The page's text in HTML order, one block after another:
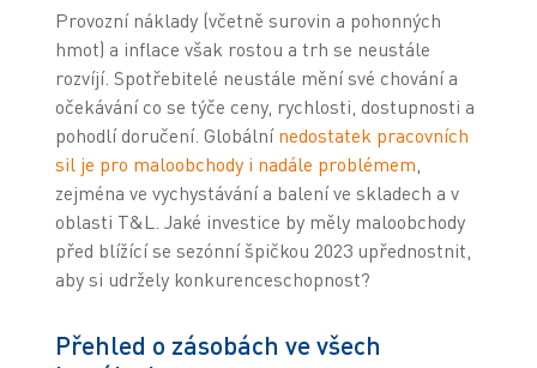
Provozní náklady (včetně surovin a pohonných
hmot) a inflace však rostou a trh se neustále
rozvíjí. Spotřebitelé neustále mění své chování a
očekávání co se týče ceny, rychlosti, dostupnosti a
pohodlí doručení. Globálnínedostatek pracovních
sil je pro maloobchody i nadále problémem,
zejména ve vychystávání a balení ve skladech a v
oblasti T&L. Jaké investice by měly maloobchody
před blížící se sezónní špičkou 2023 upřednostnit,
aby si udržely konkurenceschopnost?
Přehled o zásobách ve všech